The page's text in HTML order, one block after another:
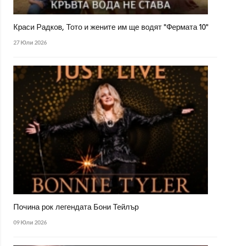
Краси Радков, Тото и жените им ще водят "Фермата 10"
27 Юли 2026
Почина рок легендата Бони Тейлър
09 Юли 2026